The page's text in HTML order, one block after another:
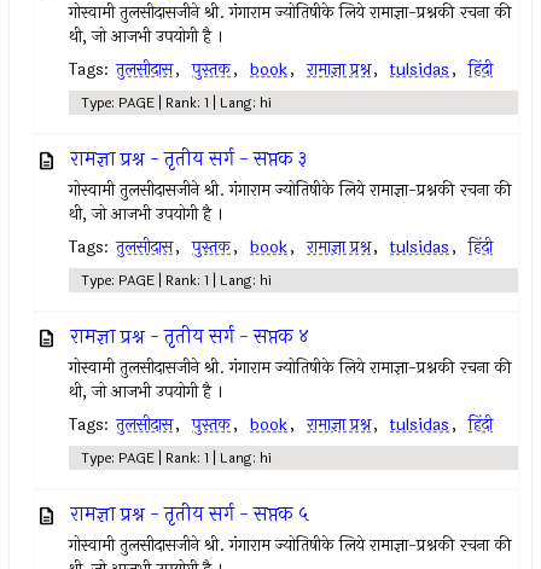
गोस्वामी तुलसीदासजीने श्री. गंगाराम ज्योतिषीके लिये रामाज्ञा-प्रश्नकी रचना की
थी, जो आजभी उपयोगी है ।
Tags: तुलसीदास, पुस्तक, book, रामाज्ञा प्रश्न, tulsidas, हिंदी
Type: PAGE | Rank: 1 | Lang: hi
रामज्ञा प्रश्न - तृतीय सर्ग - सप्तक ३
गोस्वामी तुलसीदासजीने श्री. गंगाराम ज्योतिषीके लिये रामाज्ञा-प्रश्नकी रचना की
थी, जो आजभी उपयोगी है ।
Tags: तुलसीदास, पुस्तक, book, रामाज्ञा प्रश्न, tulsidas, हिंदी
Type: PAGE | Rank: 1 | Lang: hi
रामज्ञा प्रश्न - तृतीय सर्ग - सप्तक ४
गोस्वामी तुलसीदासजीने श्री. गंगाराम ज्योतिषीके लिये रामाज्ञा-प्रश्नकी रचना की
थी, जो आजभी उपयोगी है ।
Tags: तुलसीदास, पुस्तक, book, रामाज्ञा प्रश्न, tulsidas, हिंदी
Type: PAGE | Rank: 1 | Lang: hi
रामज्ञा प्रश्न - तृतीय सर्ग - सप्तक ५
गोस्वामी तुलसीदासजीने श्री. गंगाराम ज्योतिषीके लिये रामाज्ञा-प्रश्नकी रचना की